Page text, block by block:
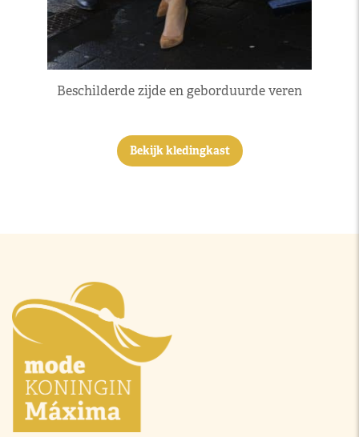
Beschilderde zijde en geborduurde veren
Bekijk kledingkast